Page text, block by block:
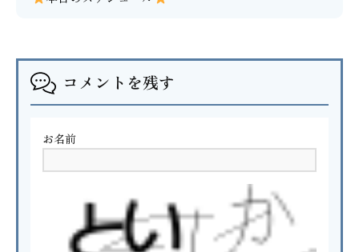
コメントを残す
お名前